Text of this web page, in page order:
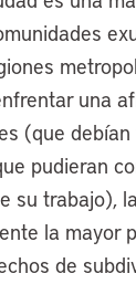
una
(que
pudieran
su trabajo),
la mayor
de